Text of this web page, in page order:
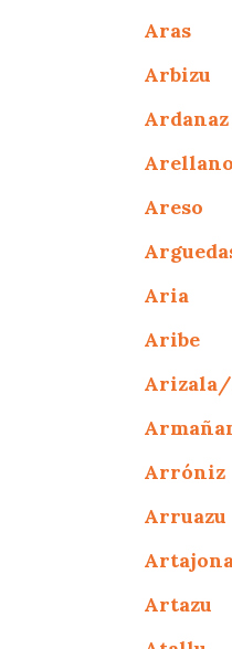
Aras
Arbizu
Ardanaz
Arellano
Areso
Aria
Aribe
Arróniz
Arruazu
Artajona
Artazu